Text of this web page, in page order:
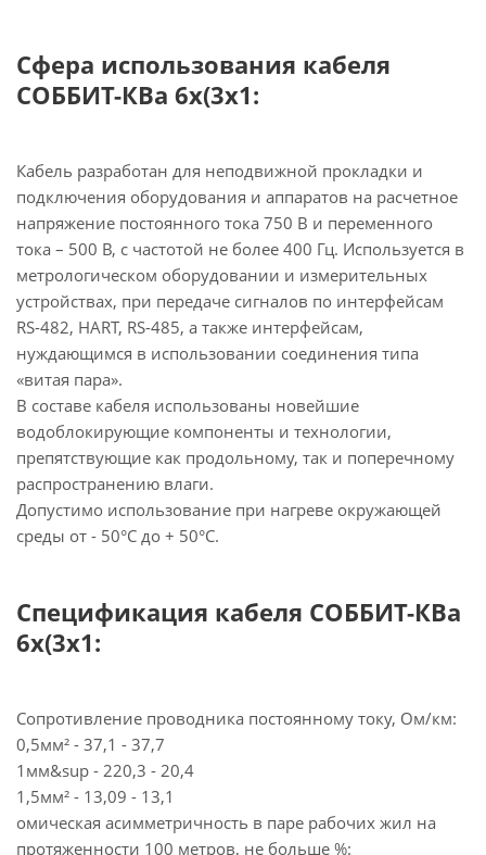
Сфера использования кабеля
СОББИТ-КВа 6х(3х1:
Кабель разработан для неподвижной прокладки и
подключения оборудования и аппаратов на расчетное
напряжение постоянного тока 750 В и переменного
тока – 500 В, с частотой не более 400 Гц. Используется в
метрологическом оборудовании и измерительных
устройствах, при передаче сигналов по интерфейсам
RS-482, HART, RS-485, а также интерфейсам,
нуждающимся в использовании соединения типа
«витая пара».
В составе кабеля использованы новейшие
водоблокирующие компоненты и технологии,
препятствующие как продольному, так и поперечному
распространению влаги.
Допустимо использование при нагреве окружающей
среды от - 50°C до + 50°C.
Спецификация кабеля СОББИТ-КВа
6х(3х1:
Сопротивление проводника постоянному току, Ом/км:
0,5мм² - 37,1 - 37,7
1мм&sup - 220,3 - 20,4
1,5мм² - 13,09 - 13,1
омическая асимметричность в паре рабочих жил на
протяженности 100 метров, не больше %: